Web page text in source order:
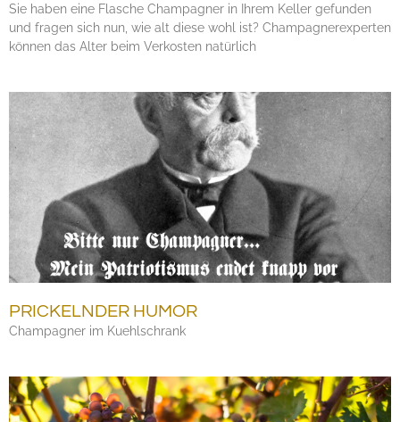
Sie haben eine Flasche Champagner in Ihrem Keller gefunden
und fragen sich nun, wie alt diese wohl ist? Champagnerexperten
können das Alter beim Verkosten natürlich
PRICKELNDER HUMOR
Champagner im Kuehlschrank